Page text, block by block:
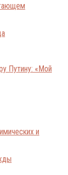
Путину: «Мой
и